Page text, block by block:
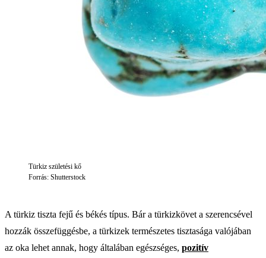
Türkiz születési kő
Forrás: Shutterstock
A türkiz tiszta fejű és békés típus. Bár a türkizkövet a szerencsével
hozzák összefüggésbe, a türkizek természetes tisztasága valójában
az oka lehet annak, hogy általában egészséges, pozitív